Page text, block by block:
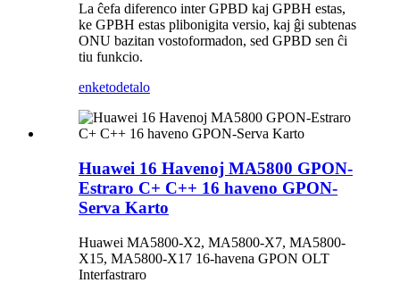
La ĉefa diferenco inter GPBD kaj GPBH estas,
ke GPBH estas plibonigita versio, kaj ĝi subtenas
ONU bazitan vostoformadon, sed GPBD sen ĉi
tiu funkcio.
enketodetalo
Huawei 16 Havenoj MA5800 GPON-
Estraro C+ C++ 16 haveno GPON-
Serva Karto
Huawei MA5800-X2, MA5800-X7, MA5800-
X15, MA5800-X17 16-havena GPON OLT
Interfastraro